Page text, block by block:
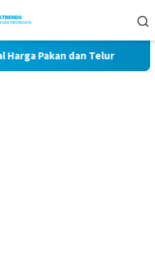
Pakan dan Telur